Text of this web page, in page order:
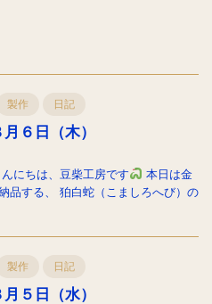
製作 日記
６日（木）
にちは、豆柴工房です
本日は金
品する、 狛白蛇（こましろへび）の
製作 日記
５日（水）